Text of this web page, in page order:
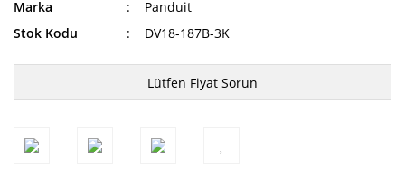
Marka
Panduit
Stok Kodu
DV18-187B-3K
Lütfen Fiyat Sorun